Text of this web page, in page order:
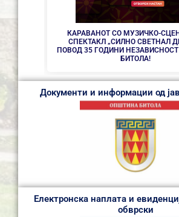
КАРАВАНОТ СО МУЗИЧКО-
СПЕКТАКЛ „СИЛНО СВЕТНАЛ
ПОВОД 35 ГОДИНИ НЕЗАВИСНОСТ
БИТОЛА!
Документи и информации од
Електронска наплата и
обврски